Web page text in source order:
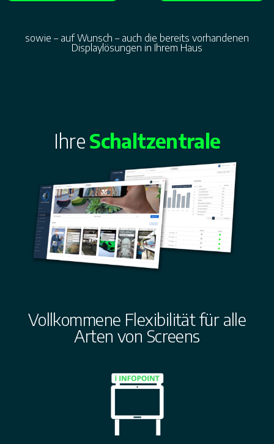
sowie – auf Wunsch – auch die bereits vorhandenen
Displaylösungen in Ihrem Haus
Ihre Schaltzentrale
Vollkommene Flexibilität für alle
Arten von Screens